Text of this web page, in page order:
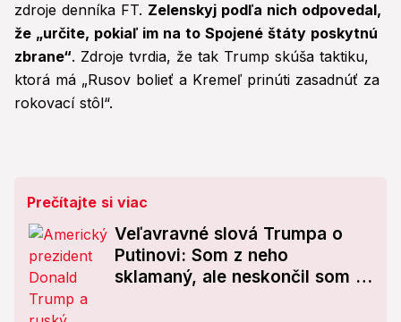
zdroje denníka FT. Zelenskyj podľa nich odpovedal,
že „určite, pokiaľ im na to Spojené štáty poskytnú
zbrane“. Zdroje tvrdia, že tak Trump skúša taktiku,
ktorá má „Rusov bolieť a Kremeľ prinúti zasadnúť za
rokovací stôl“.
Prečítajte si viac
Veľavravné slová Trumpa o
Putinovi: Som z neho
sklamaný, ale neskončil som s